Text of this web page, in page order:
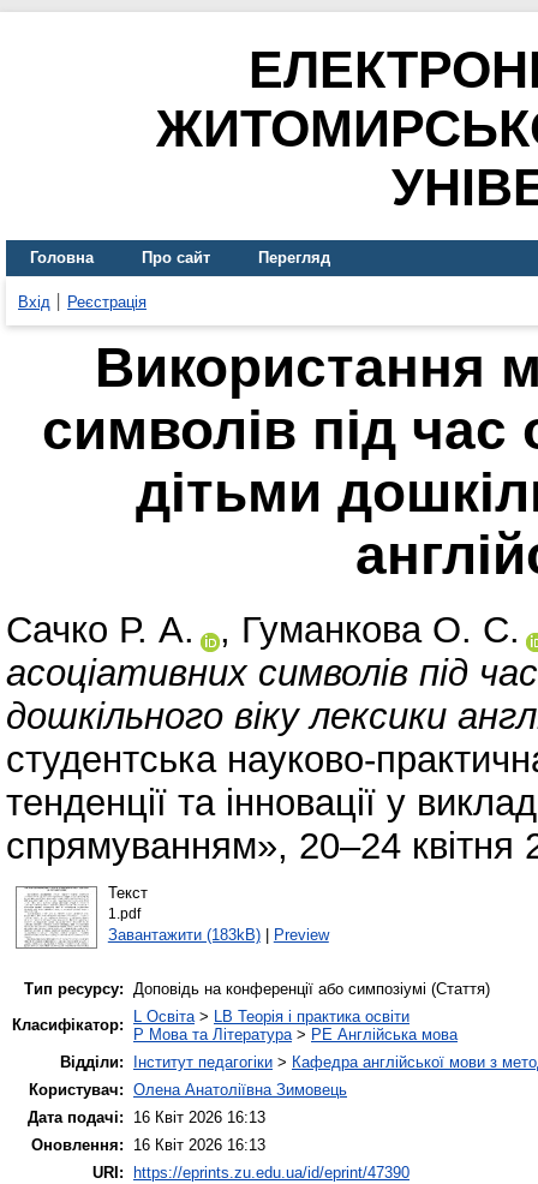
Головна Про сайт Перегляд
Вхід Реєстрація
Використання
символів під час
дітьми
Сачко Р. А. , Гуманкова О. С.
асоціативних символів під
дошкільного віку лексики
студентська науково-
тенденції та інновації у
спрямуванням», 20–24
Текст
1.pdf
Завантажити (183kB)| Preview
Тип ресурсу: Доповідь на конференції або симпозіумі (Стаття)
Класифікатор:
L Освіта> LB Теорія і практика освіти
P Мова та Література> PE Англійська мова
Відділи:
Інститут педагогіки > Кафедра англійської мови з
Користувач: Олена Анатоліївна Зимовець
Дата подачі:
16 Квіт 2026 16:13
Оновлення:
16 Квіт 2026 16:13
URI:
https://eprints.zu.edu.ua/id/eprint/47390